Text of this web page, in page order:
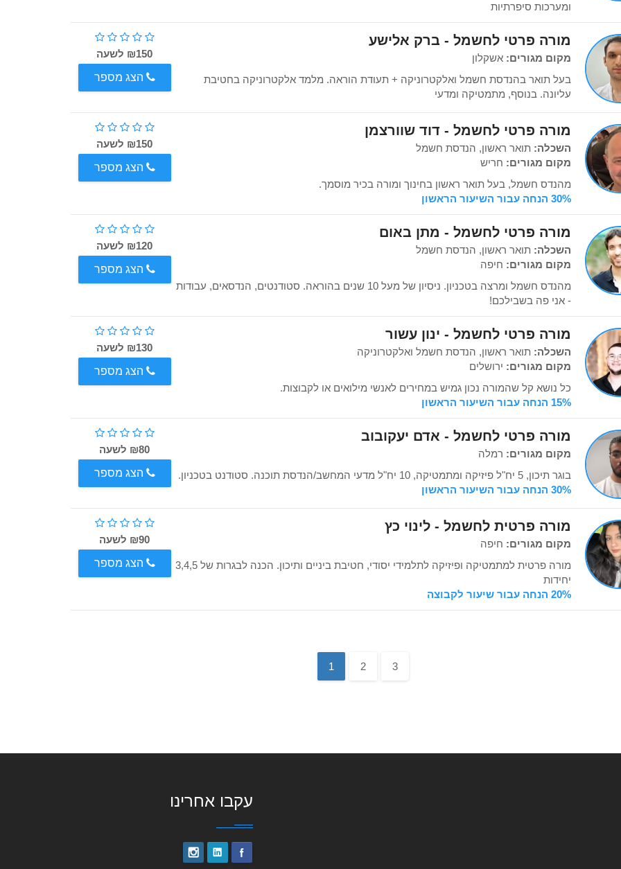
ומערכות סיפרתיות
מורה פרטי לחשמל - ברק אלישע
מקום מגורים: אשקלון
בעל תואר בהנדסת חשמל ואלקטרוניקה + תעודת הוראה. מלמד אלקטרוניקה בחטיבת
עליונה. בנוסף, מתמטיקה ומדעי
₪150 לשעה
הצג מספר
מורה פרטי לחשמל - דוד שוורצמן
השכלה: תואר ראשון, הנדסת חשמל
מקום מגורים: חריש
מהנדס חשמל, בעל תואר ראשון בחינוך ומורה בכיר מוסמך.
30% הנחה עבור השיעור הראשון
₪150 לשעה
הצג מספר
מורה פרטי לחשמל - מתן באום
השכלה: תואר ראשון, הנדסת חשמל
מקום מגורים: חיפה
מהנדס חשמל ומרצה בטכניון. ניסיון של מעל 10 שנים בהוראה. סטודנטים, הנדסאים, עבודות
- אני פה בשבילכם!
₪120 לשעה
הצג מספר
מורה פרטי לחשמל - ינון עשור
השכלה: תואר ראשון, הנדסת חשמל ואלקטרוניקה
מקום מגורים: ירושלים
כל נושא קל שהמורה נכון גמיש במחירים לאנשי מילואים או לקבוצות.
15% הנחה עבור השיעור הראשון
₪130 לשעה
הצג מספר
מורה פרטי לחשמל - אדם יעקובוב
מקום מגורים: רמלה
בוגר תיכון, 5 יח"ל פיזיקה ומתמטיקה, 10 יח"ל מדעי המחשב/הנדסת תוכנה. סטודנט בטכניון.
30% הנחה עבור השיעור הראשון
₪80 לשעה
הצג מספר
מורה פרטית לחשמל - לינוי כץ
מקום מגורים: חיפה
מורה פרטית למתמטיקה ופיזיקה לתלמידי יסודי, חטיבת ביניים ותיכון. הכנה לבגרות של 3,4,5
יחידות
20% הנחה עבור שיעור לקבוצה
₪90 לשעה
הצג מספר
1 2 3
עקבו אחרינו